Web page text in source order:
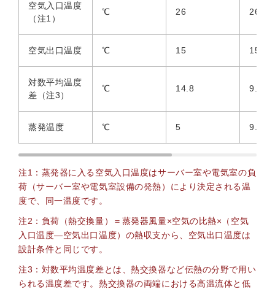
空気入口温度
（注1）
℃ 26 26
空気出口温度 ℃ 15 15（
対数平均温度
差（注3）
℃ 14.8 9.87
蒸発温度 ℃ 5 9.6（
注1：蒸発器に入る空気入口温度はサーバー室や電気室の負
荷（サーバー室や電気室設備の発熱）により決定される温
度で、同一温度です。
注2：負荷（熱交換量）＝蒸発器風量×空気の比熱×（空気
入口温度—空気出口温度）の熱収支から、空気出口温度は
設計条件と同じです。
注3：対数平均温度差とは、熱交換器など伝熱の分野で用い
られる温度差です。熱交換器の両端における高温流体と低